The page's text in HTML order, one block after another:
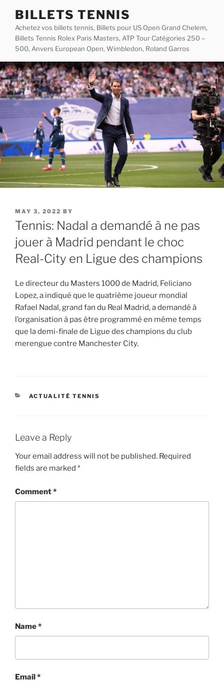
content
BILLETS TENNIS
Achetez vos billets tennis, Billets pour US Open Grand Chelem,
Billets Tennis Rolex Paris Masters, ATP Tour Catégories 250 –
500, Anvers European Open, Wimbledon, Roland Garros
POSTED
ON
MAY 3, 2022 BY
Tennis: Nadal a demandé à ne pas
jouer à Madrid pendant le choc
Real-City en Ligue des champions
Le directeur du Masters 1000 de Madrid, Feliciano
Lopez, a indiqué que le quatrième joueur mondial
Rafael Nadal, grand fan du Real Madrid, a demandé à
l’organisation à pas être programmé en même temps
que la demi-finale de Ligue des champions du club
merengue contre Manchester City.
CATEGORIES
ACTUALITÉ TENNIS
Leave a Reply
Your email address will not be published. Required
fields are marked *
Comment*
Name*
Email*